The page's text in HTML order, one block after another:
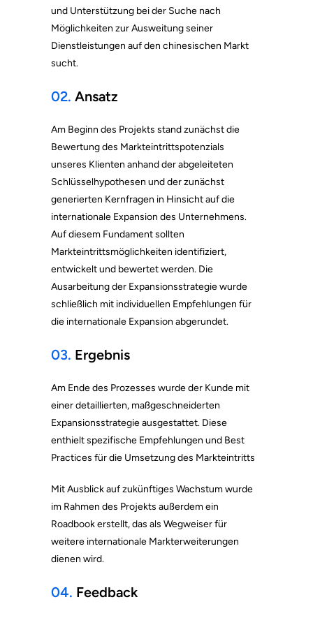
und Unterstützung bei der Suche nach
Möglichkeiten zur Ausweitung seiner
Dienstleistungen auf den chinesischen Markt
sucht.
02.Ansatz
Am Beginn des Projekts stand zunächst die
Bewertung des Markteintrittspotenzials
unseres Klienten anhand der abgeleiteten
Schlüsselhypothesen und der zunächst
generierten Kernfragen in Hinsicht auf die
internationale Expansion des Unternehmens.
Auf diesem Fundament sollten
Markteintrittsmöglichkeiten identifiziert,
entwickelt und bewertet werden. Die
Ausarbeitung der Expansionsstrategie wurde
schließlich mit individuellen Empfehlungen für
die internationale Expansion abgerundet.
03. Ergebnis
Am Ende des Prozesses wurde der Kunde mit
einer detaillierten, maßgeschneiderten
Expansionsstrategie ausgestattet. Diese
enthielt spezifische Empfehlungen und Best
Practices für die Umsetzung des Markteintritts
Mit Ausblick auf zukünftiges Wachstum wurde
im Rahmen des Projekts außerdem ein
Roadbook erstellt, das als Wegweiser für
weitere internationale Markterweiterungen
dienen wird.
04. Feedback